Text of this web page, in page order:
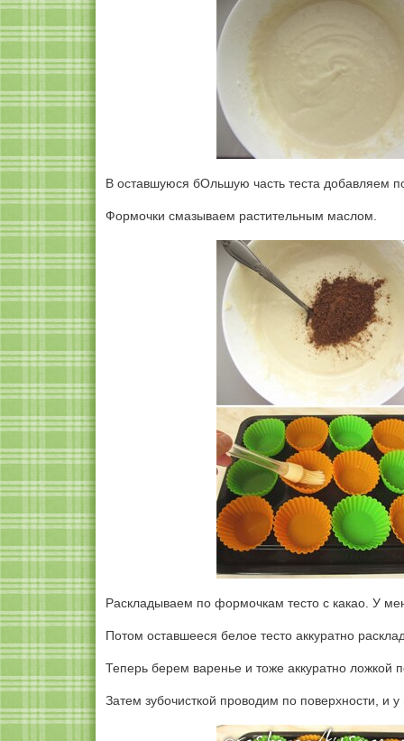
В оставшуюся бОльшую часть теста добавляем
Формочки смазываем растительным маслом.
Раскладываем по формочкам тесто с какао. У
Потом оставшееся белое тесто аккуратно
Теперь берем варенье и тоже аккуратно
Затем зубочисткой проводим по поверхности, и